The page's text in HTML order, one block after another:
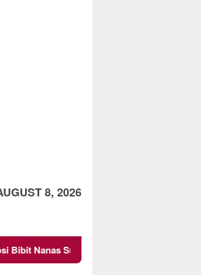
8, 2026
Miliar Pemkot Malang Diingatkan